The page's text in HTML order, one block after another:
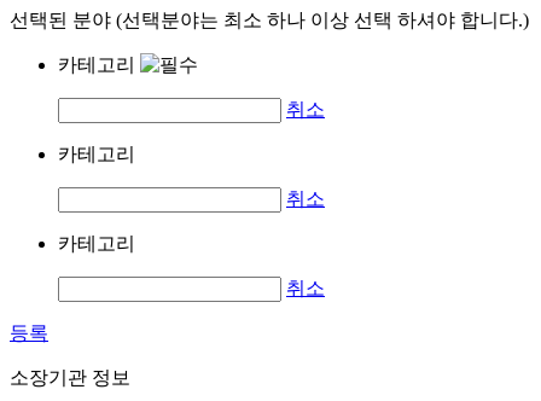
선택된 분야 (선택분야는 최소 하나 이상 선택 하셔야 합니다.)
카테고리
취소
카테고리
취소
카테고리
취소
등록
소장기관 정보